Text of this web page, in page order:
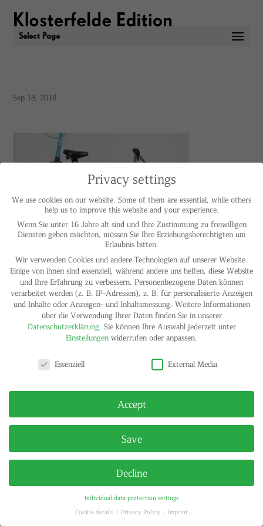
Select Page
Sep 18, 2018
IMPRINT
PRIVACY POLICY
© HELGA MARIA KLOSTERFELDE | ALL RIGHTS RESERVED
Privacy settings
We use cookies on our website. Some of them are essential, while others
help us to improve this website and your experience.
Wenn Sie unter 16 Jahre alt sind und Ihre Zustimmung zu freiwilligen
Diensten geben möchten, müssen Sie Ihre Erziehungsberechtigten um
Erlaubnis bitten.
Wir verwenden Cookies und andere Technologien auf unserer Website.
Einige von ihnen sind essenziell, während andere uns helfen, diese Website
und Ihre Erfahrung zu verbessern. Personenbezogene Daten können
verarbeitet werden (z. B. IP-Adressen), z. B. für personalisierte Anzeigen
und Inhalte oder Anzeigen- und Inhaltsmessung. Weitere Informationen
über die Verwendung Ihrer Daten finden Sie in unserer
Datenschutzerklärung. Sie können Ihre Auswahl jederzeit unter
Einstellungen widerrufen oder anpassen.
Essenziell
External Media
Accept
Save
Decline
Individual data protection settings
Cookie details
Privacy Policy Imprint